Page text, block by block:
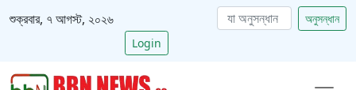
শুক্রবার, ৭ আগস্ট, ২০২৬
অনুসন্ধান
Login